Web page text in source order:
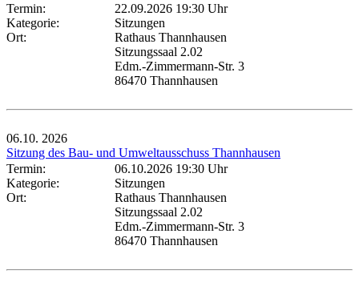
Termin:
22.09.2026 19:30 Uhr
Kategorie:
Sitzungen
Ort:
Rathaus Thannhausen
Sitzungssaal 2.02
Edm.-Zimmermann-Str. 3
86470 Thannhausen
06.10. 2026
Sitzung des Bau- und Umweltausschuss Thannhausen
Termin:
06.10.2026 19:30 Uhr
Kategorie:
Sitzungen
Ort:
Rathaus Thannhausen
Sitzungssaal 2.02
Edm.-Zimmermann-Str. 3
86470 Thannhausen